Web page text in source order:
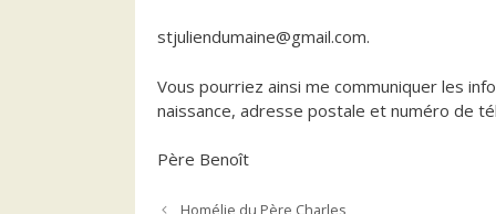
stjuliendumaine@gmail.com.
Vous pourriez ainsi me communiquer les
naissance, adresse postale et numéro de
Père Benoît
Homélie du Père Charles